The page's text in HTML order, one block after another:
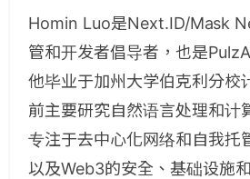
Homin Luo是Next.ID/Mask
管和开发者倡导者，也是
他毕业于加州大学伯克利分校
前主要研究自然语言处理和计
专注于去中心化网络和自我托
以及Web3的安全、基础设施